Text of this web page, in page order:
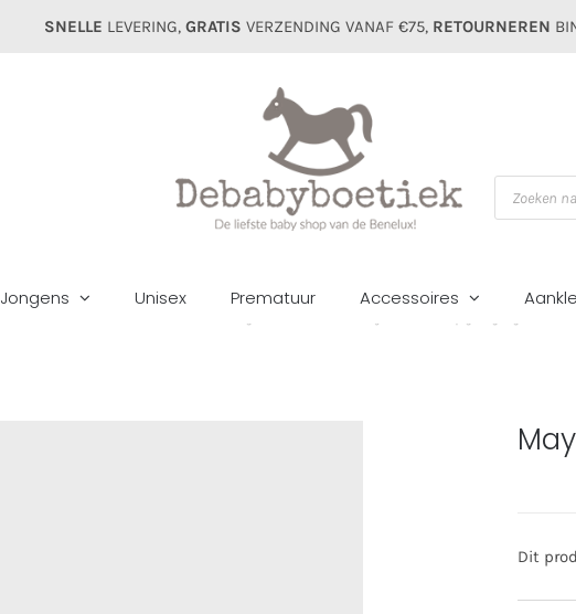
SNELLE LEVERING, GRATIS VERZENDING VANAF €75, RETOURNEREN
Producten
zoeken
Jongens Unisex Prematuur Accessoires
Dit